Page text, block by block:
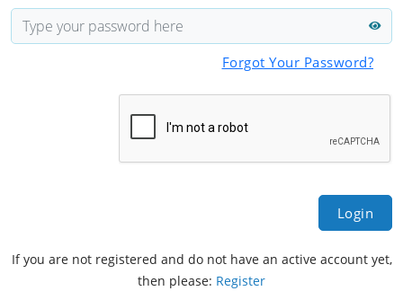
Forgot Your Password?
Login
If you are not registered and do not have an active account yet,
then please: Register